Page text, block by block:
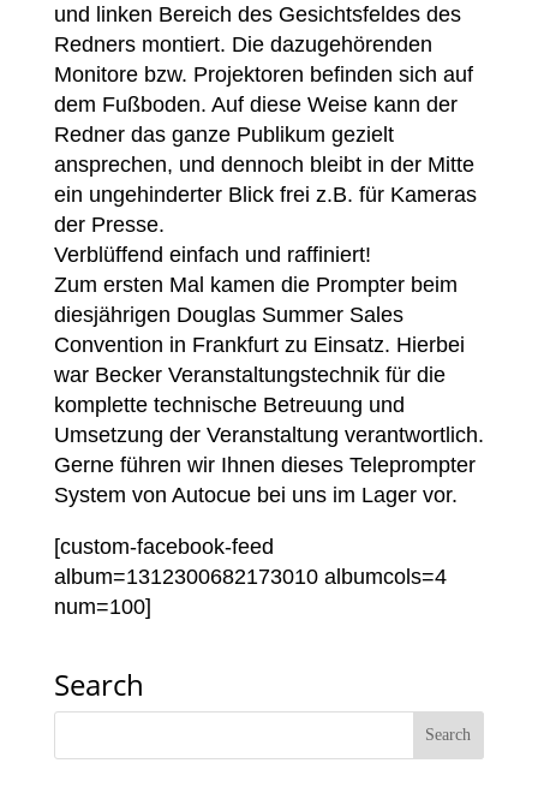
und linken Bereich des Gesichtsfeldes des
Redners montiert. Die dazugehörenden
Monitore bzw. Projektoren befinden sich auf
dem Fußboden. Auf diese Weise kann der
Redner das ganze Publikum gezielt
ansprechen, und dennoch bleibt in der Mitte
ein ungehinderter Blick frei z.B. für Kameras
der Presse.
Verblüffend einfach und raffiniert!
Zum ersten Mal kamen die Prompter beim
diesjährigen Douglas Summer Sales
Convention in Frankfurt zu Einsatz. Hierbei
war Becker Veranstaltungstechnik für die
komplette technische Betreuung und
Umsetzung der Veranstaltung verantwortlich.
Gerne führen wir Ihnen dieses Teleprompter
System von Autocue bei uns im Lager vor.
[custom-facebook-feed
album=1312300682173010 albumcols=4
num=100]
Search